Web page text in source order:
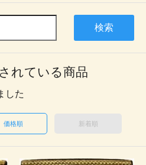
検索
れている商品
した
価格順 新着順